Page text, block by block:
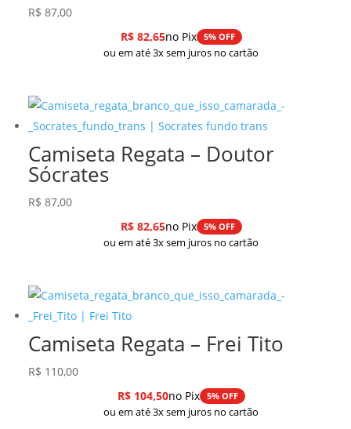
R$ 87,00
R$82,65no Pix 5% OFF
ou em até 3x sem juros no cartão
Camiseta Regata – Doutor
Sócrates
R$ 87,00
R$82,65no Pix 5% OFF
ou em até 3x sem juros no cartão
Camiseta Regata – Frei Tito
R$ 110,00
R$104,50no Pix 5% OFF
ou em até 3x sem juros no cartão